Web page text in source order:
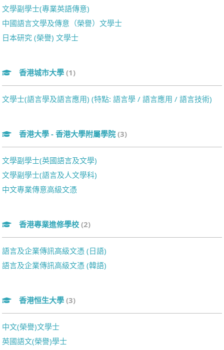
文學副學士(專業英語傳意)
中國語言文學及傳意（榮譽）文學士
日本研究 (榮譽) 文學士
香港城市大學 (1)
文學士(語言學及語言應用) (特點: 語言學 / 語言應用 / 語言技術)
香港大學 - 香港大學附屬學院 (3)
文學副學士(英國語言及文學)
文學副學士(語言及人文學科)
中文專業傳意高級文憑
香港專業進修學校 (2)
語言及企業傳訊高級文憑 (日語)
語言及企業傳訊高級文憑 (韓語)
香港恒生大學 (3)
中文(榮譽)文學士
英國語文(榮譽)學士